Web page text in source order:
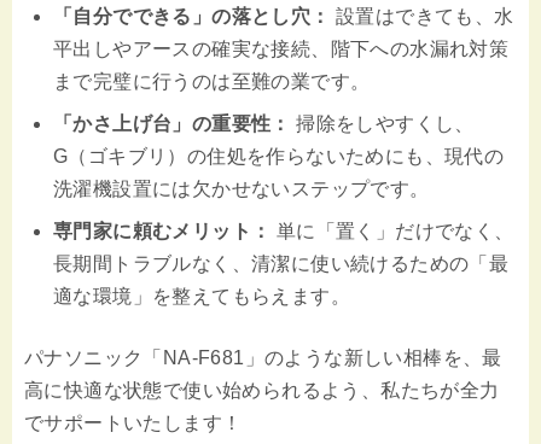
「自分でできる」の落とし穴：
設置はできても、水
平出しやアースの確実な接続、階下への水漏れ対策
まで完璧に行うのは至難の業です。
「かさ上げ台」の重要性：
掃除をしやすくし、
G（ゴキブリ）の住処を作らないためにも、現代の
洗濯機設置には欠かせないステップです。
専門家に頼むメリット：
単に「置く」だけでなく、
長期間トラブルなく、清潔に使い続けるための「最
適な環境」を整えてもらえます。
パナソニック「NA-F681」のような新しい相棒を、最
高に快適な状態で使い始められるよう、私たちが全力
でサポートいたします！